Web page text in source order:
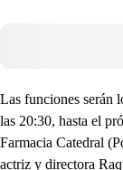
Las funciones serán
las 20:30, hasta el
Farmacia Catedral
actriz y directora